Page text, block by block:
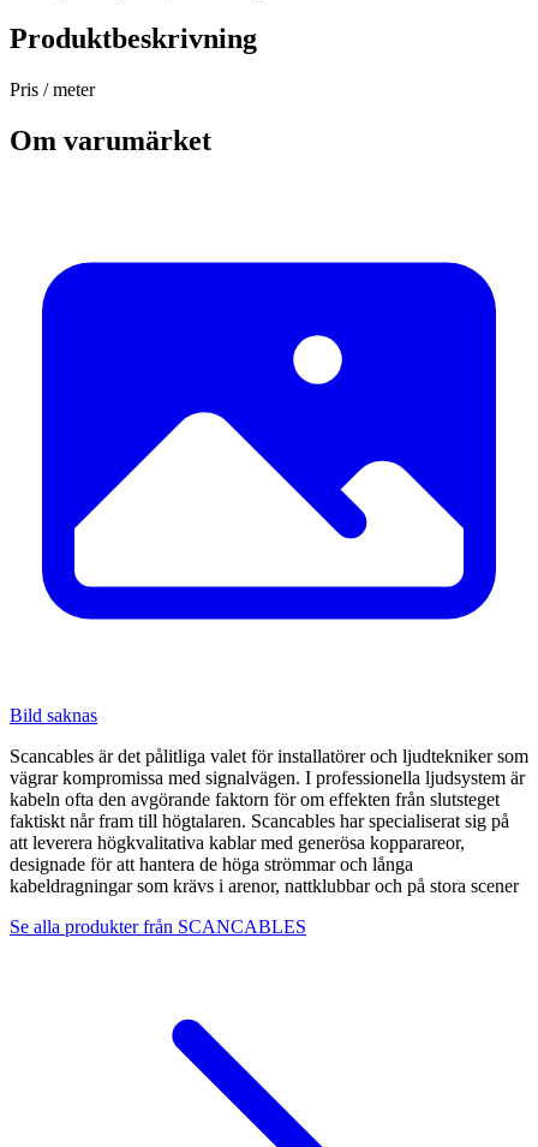
Produktbeskrivning
Pris / meter
Om varumärket
Bild saknas
Scancables är det pålitliga valet för installatörer och ljudtekniker som
vägrar kompromissa med signalvägen. I professionella ljudsystem är
kabeln ofta den avgörande faktorn för om effekten från slutsteget
faktiskt når fram till högtalaren. Scancables har specialiserat sig på
att leverera högkvalitativa kablar med generösa kopparareor,
designade för att hantera de höga strömmar och långa
kabeldragningar som krävs i arenor, nattklubbar och på stora scener
Se alla produkter från SCANCABLES